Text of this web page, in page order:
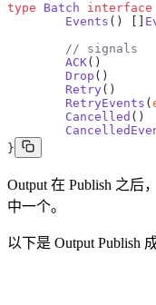
type Batch interface
	Events
() []
	// signals
	ACK
()
	Drop
()
	Retry
()
	RetryEvents
(
	Cancelled
()
}
Output 在 Publish 之
中一个。
以下是 Output Publish